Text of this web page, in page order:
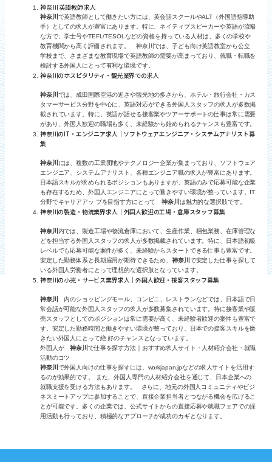
神奈川 英語教師 求人
神奈川 で英語教師として働きたい方には、英会話スクールやALT（外国語指導助
手）としての求人が豊富にあります。特に、ネイティブスピーカーや英語が流暢
な方で、学士号やTEFL/TESOLなどの資格を持っている人材は、多くの学校や
教育機関から高く評価されます。 神奈川では、子ども向け英語教室から公立
学校まで、さまざまな教育現場で英語教師の需要が高まっており、就職・転職を
検討する外国人にとって有利な環境です。
神奈川のホスピタリティ・観光業界での求人
神奈川 では、成田国際空港の近さや観光地の多さから、ホテル・旅行会社・カス
タマーサービス分野を中心に、英語対応ができる外国人スタッフの求人が多数掲
載されています。特に、英語が話せる接客業やツアーサポートの仕事は常に需要
があり、外国人歓迎の職場も多く、未経験から始められるチャンスも豊富です。
神奈川のIT・エンジニア求人｜ソフトウェアエンジニア・システムアナリスト募
集
神奈川
には、複数の工業団地やテクノロジー企業が集まっており、ソフトウェア
エンジニア、システムアナリスト、各種エンジニア職の求人が豊富にあります。
日本語スキルが求められるポジションもありますが、英語のみで応募可能な企業
も存在するため、外国人エンジニアにとって働きやすい環境が整っています。IT
分野でキャリアアッ プを目指す方にとって神奈川 は魅力的な選択肢です。
神奈川の製造・物流業界求人｜外国人歓迎の工場・倉庫スタッフ募集
神奈川 内では、製造工場や物流倉庫において、生産作業、梱包業務、在庫管理な
どを担当する外国人スタッフの求人が多数掲載されています。特に、日本語初級
レベルでも応募可能な案件が多く、未経験からスタートできる仕事も豊富です。
安定した勤務体系と長期雇用が期待できるため、神奈川 で安定した仕事を探して
いる外国人労働者にとって理想的な選択肢となっています。
神奈川の小売・サービス業界求人｜外国人歓迎・接客スタッフ募集
神奈川
内のショッピングモール、コンビニ、レストランなどでは、日本語で日
常会話が可能な外国人スタッフの求人が多数募集されています。特に接客業や販
売スタッフとしてのポジションは常に需要が高く、未経験者歓迎の案件も豊富で
す。安定した勤務時間と働きやすい環境が整っており、日本での接客スキルを磨
きたい外国人にとって絶 好のチャンスとなっています。
外国人が神奈川 で仕事を探す方法｜おすすめ求人サイト・人材紹介会社・就職
活動のコツ
神奈川 で外国人向けの仕事を探すには、workjapan.jpなどの求人サイトを活用す
るのが効果的です。 また、外国人専門の人材紹介会社を通じて、日本企業への
就職支援を受ける方法もあります。 さらに、地元の外国人コミュニティやビジ
ネスミートアップに参加することで、直接企業担当者とつながる機会を広げるこ
とが可能です。多くの企業では、公式サイトからの直接応募や就職フェアでの採
用活動も行っており、積極的なアプローチが成功のカギとなります。